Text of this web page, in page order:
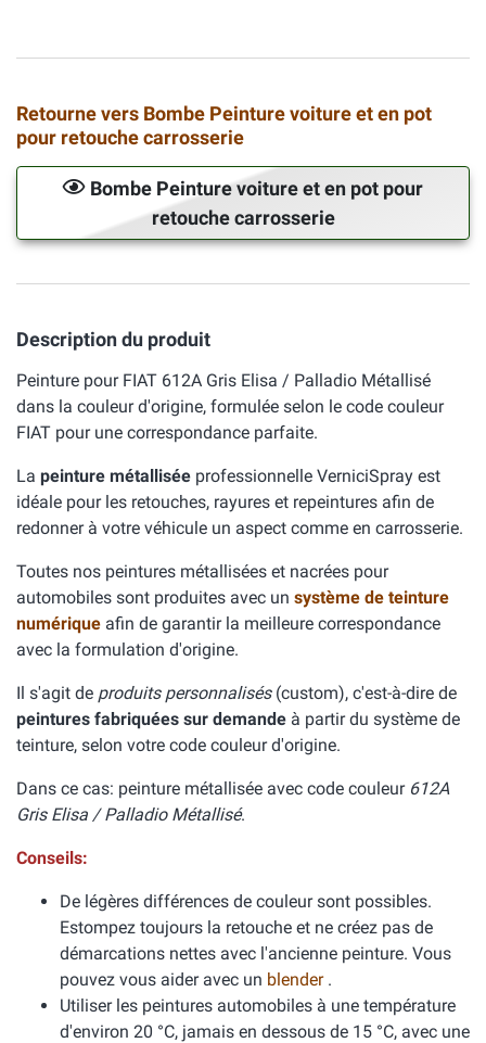
Retourne vers Bombe Peinture voiture et en pot
pour retouche carrosserie
Bombe Peinture voiture et en pot pour
retouche carrosserie
Description du produit
Peinture pour FIAT 612A Gris Elisa / Palladio Métallisé
dans la couleur d'origine, formulée selon le code couleur
FIAT pour une correspondance parfaite.
La peinture métallisée professionnelle VerniciSpray est
idéale pour les retouches, rayures et repeintures afin de
redonner à votre véhicule un aspect comme en carrosserie.
Toutes nos peintures métallisées et nacrées pour
automobiles sont produites avec un système de teinture
numérique afin de garantir la meilleure correspondance
avec la formulation d'origine.
Il s'agit de produits personnalisés(custom), c'est-à-dire de
peintures fabriquées sur demande à partir du système de
teinture, selon votre code couleur d'origine.
Dans ce cas: peinture métallisée avec code couleur 612A
Gris Elisa / Palladio Métallisé.
Conseils:
De légères différences de couleur sont possibles.
Estompez toujours la retouche et ne créez pas de
démarcations nettes avec l'ancienne peinture. Vous
pouvez vous aider avec un blender .
Utiliser les peintures automobiles à une température
d'environ 20 °C, jamais en dessous de 15 °C, avec une